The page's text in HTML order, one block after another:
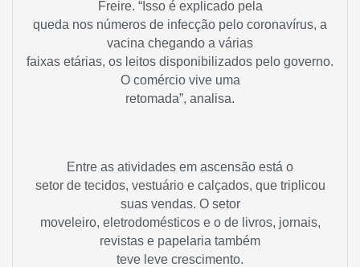
Freire. “Isso é explicado pela
queda nos números de infecção pelo coronavírus, a
vacina chegando a várias
faixas etárias, os leitos disponibilizados pelo governo.
O comércio vive uma
retomada”, analisa.
Entre as atividades em ascensão está o
setor de tecidos, vestuário e calçados, que triplicou
suas vendas. O setor
moveleiro, eletrodomésticos e o de livros, jornais,
revistas e papelaria também
teve leve crescimento.